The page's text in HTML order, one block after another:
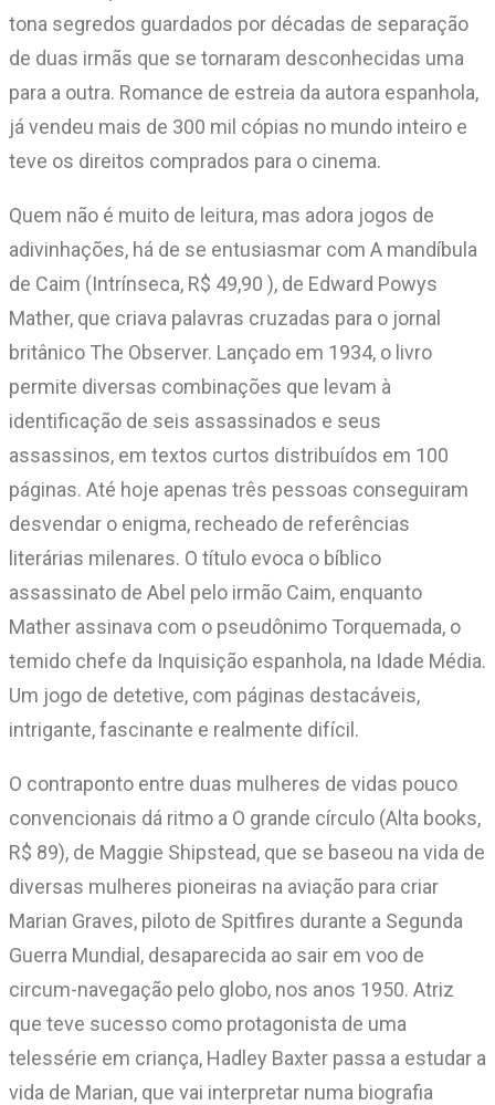
tona segredos guardados por décadas de separação
de duas irmãs que se tornaram desconhecidas uma
para a outra. Romance de estreia da autora espanhola,
já vendeu mais de 300 mil cópias no mundo inteiro e
teve os direitos comprados para o cinema.
Quem não é muito de leitura, mas adora jogos de
adivinhações, há de se entusiasmar com A mandíbula
de Caim (Intrínseca, R$ 49,90 ), de Edward Powys
Mather, que criava palavras cruzadas para o jornal
britânico The Observer. Lançado em 1934, o livro
permite diversas combinações que levam à
identificação de seis assassinados e seus
assassinos, em textos curtos distribuídos em 100
páginas. Até hoje apenas três pessoas conseguiram
desvendar o enigma, recheado de referências
literárias milenares. O título evoca o bíblico
assassinato de Abel pelo irmão Caim, enquanto
Mather assinava com o pseudônimo Torquemada, o
temido chefe da Inquisição espanhola, na Idade Média.
Um jogo de detetive, com páginas destacáveis,
intrigante, fascinante e realmente difícil.
O contraponto entre duas mulheres de vidas pouco
convencionais dá ritmo a O grande círculo (Alta books,
R$ 89), de Maggie Shipstead, que se baseou na vida de
diversas mulheres pioneiras na aviação para criar
Marian Graves, piloto de Spitfires durante a Segunda
Guerra Mundial, desaparecida ao sair em voo de
circum-navegação pelo globo, nos anos 1950. Atriz
que teve sucesso como protagonista de uma
telessérie em criança, Hadley Baxter passa a estudar a
vida de Marian, que vai interpretar numa biografia